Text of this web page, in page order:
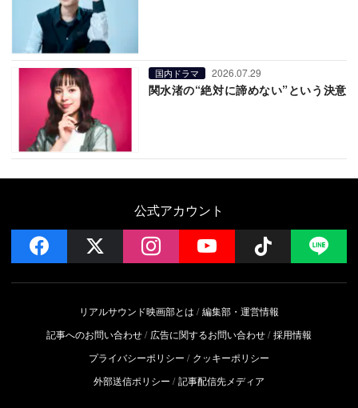
国内ドラマ 2026.07.29
関水渚の“絶対に諦めない”という決意
公式アカウント
facebook instagramYouTube Follow
リアルサウンド映画部とは
編集部・運営情報
記事へのお問い合わせ
広告に関するお問い合わせ 採用情報
プライバシーポリシー
クッキーポリシー
外部送信ポリシー
記事配信先メディア